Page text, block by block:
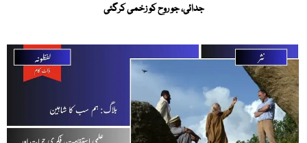
جدائی، جو روح کو زخمی کرگئی